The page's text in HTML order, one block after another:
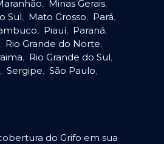
, Minas Gerais,
Sul, Mato Grosso, Pará,
, Piauí, Paraná,
, Rio Grande do Norte,
, Rio Grande do Sul,
, Sergipe, São Paulo,
do Grifo em sua